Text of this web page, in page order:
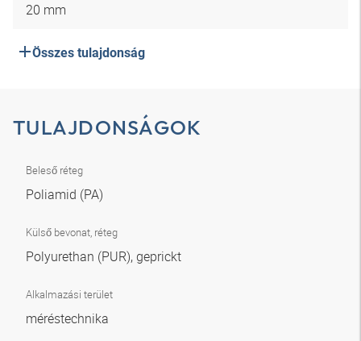
20 mm
Összes tulajdonság
TULAJDONSÁGOK
Beleső réteg
Poliamid (PA)
Külső bevonat, réteg
Polyurethan (PUR), geprickt
Alkalmazási terület
méréstechnika